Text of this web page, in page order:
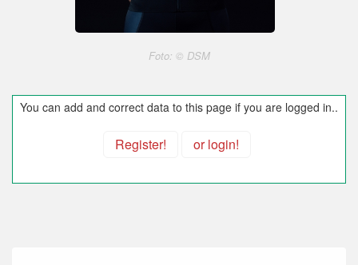
Foto: © DSM
You can add and correct data to this page if you are logged in..
Register! or login!